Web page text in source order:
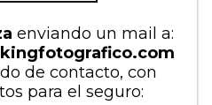
enviando un mail a:
de contacto, con
para el seguro: